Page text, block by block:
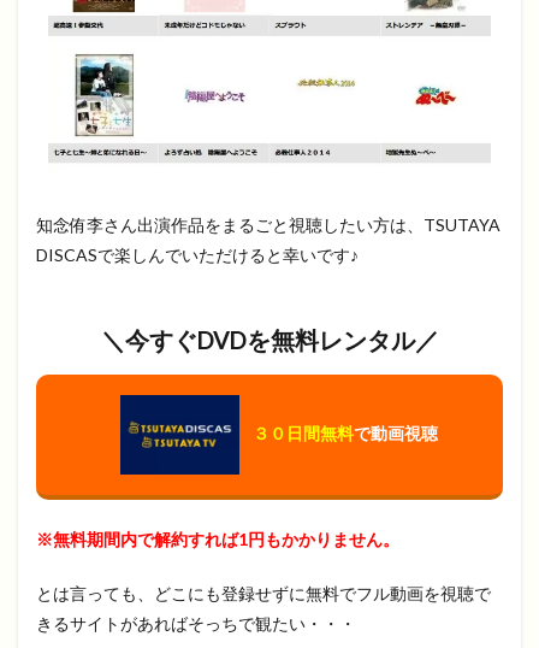
知念侑李さん出演作品をまるごと視聴したい方は、TSUTAYA
DISCASで楽しんでいただけると幸いです♪
＼今すぐDVDを無料レンタル／
３０日間無料で動画視聴
※無料期間内で解約すれば1円もかかりません。
とは言っても、どこにも登録せずに無料でフル動画を視聴で
きるサイトがあればそっちで観たい・・・